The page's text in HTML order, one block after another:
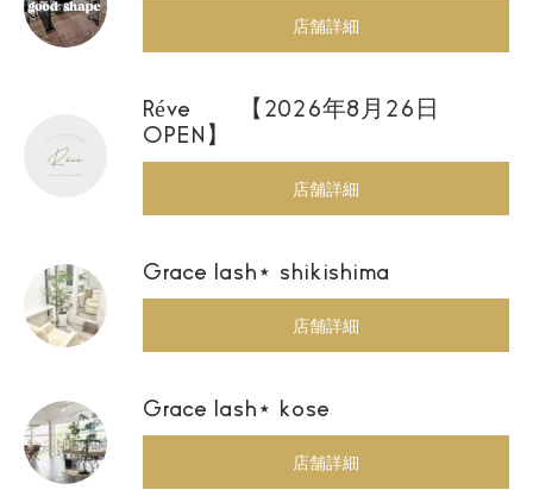
店舗詳細
Réve 【2026年8月26日
OPEN】
店舗詳細
Grace lash⋆ shikishima
店舗詳細
Grace lash⋆ kose
店舗詳細